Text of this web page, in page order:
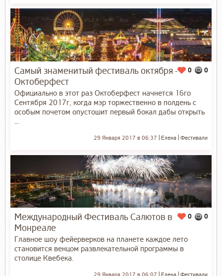
0
0
Самый знаменитый фестиваль октября -
Октоберфест
Официально в этот раз Октоберфест начнется 16го
Сентября 2017г, когда мэр торжественно в полдень с
особым почетом опустошит первый бокал дабы открыть
...
Фестивали
Елена
29 Января 2017 в 06:37
0
0
Международный Фестиваль Салютов в
Монреале
Главное шоу фейерверков на планете каждое лето
становится венцом развлекательной программы в
столице Квебека.